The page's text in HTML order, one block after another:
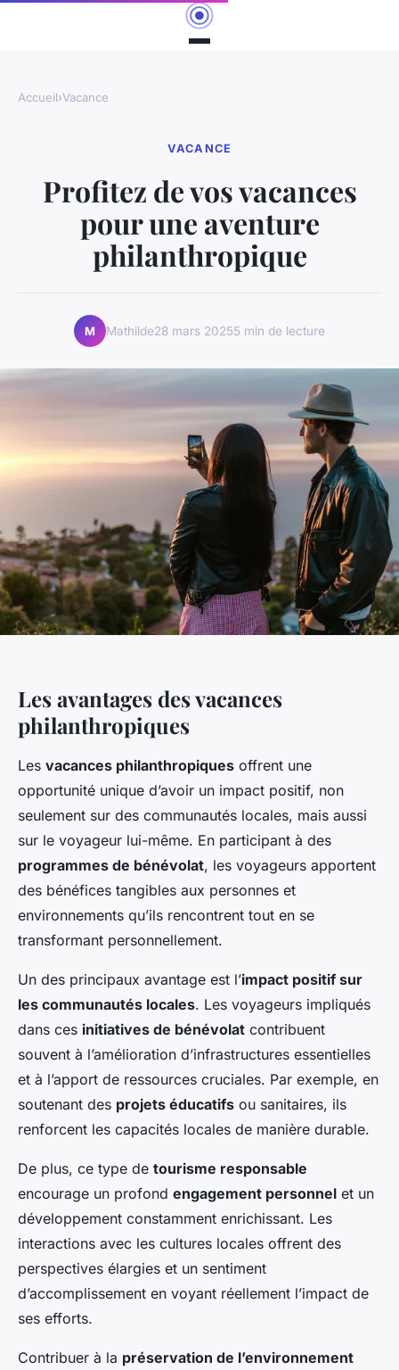
Accueil›Vacance
VACANCE
Profitez de vos vacances
pour une aventure
philanthropique
M Mathilde28 mars 20255 min de lecture
Les avantages des vacances
philanthropiques
Les vacances philanthropiques offrent une
opportunité unique d’avoir un impact positif, non
seulement sur des communautés locales, mais aussi
sur le voyageur lui-même. En participant à des
programmes de bénévolat, les voyageurs apportent
des bénéfices tangibles aux personnes et
environnements qu’ils rencontrent tout en se
transformant personnellement.
Un des principaux avantage est l’impact positif sur
les communautés locales. Les voyageurs impliqués
dans ces initiatives de bénévolat contribuent
souvent à l’amélioration d’infrastructures essentielles
et à l’apport de ressources cruciales. Par exemple, en
soutenant des projets éducatifs ou sanitaires, ils
renforcent les capacités locales de manière durable.
De plus, ce type de tourisme responsable
encourage un profond engagement personnel et un
développement constamment enrichissant. Les
interactions avec les cultures locales offrent des
perspectives élargies et un sentiment
d’accomplissement en voyant réellement l’impact de
ses efforts.
Contribuer à la préservation de l’environnement